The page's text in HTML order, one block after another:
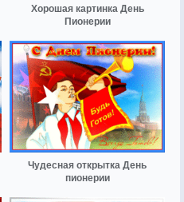
Хорошая картинка День
Пионерии
Чудесная открытка День
пионерии